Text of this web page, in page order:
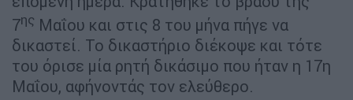
7ης Μαΐου και στις 8 του μήνα πήγε να
δικαστεί. Το δικαστήριο διέκοψε και τότε
του όρισε μία ρητή δικάσιμο που ήταν η 17η
Μαΐου, αφήνοντάς τον ελεύθερο.